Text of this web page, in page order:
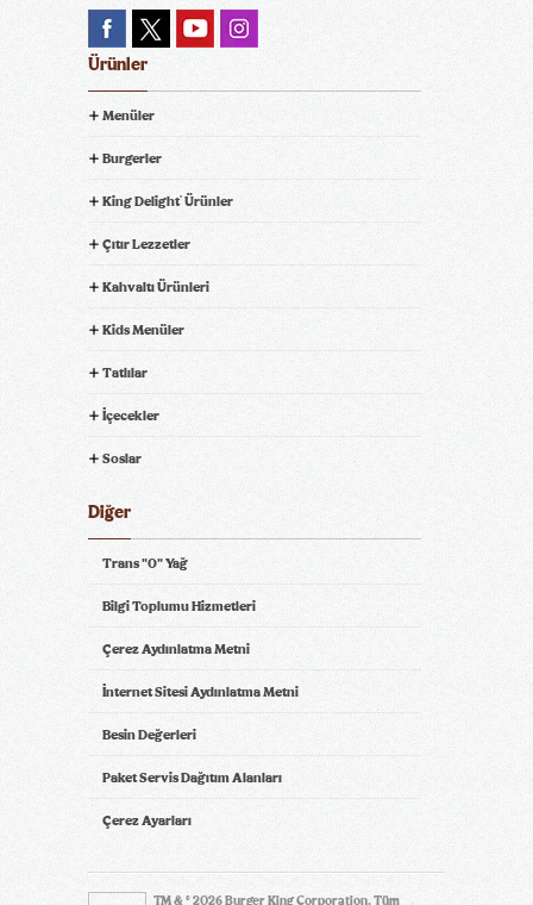
Ürünler
Menüler
Burgerler
King Delight® Ürünler
Çıtır Lezzetler
Kahvaltı Ürünleri
Kids Menüler
Tatlılar
İçecekler
Soslar
Diğer
Trans "0" Yağ
Bilgi Toplumu Hizmetleri
Çerez Aydınlatma Metni
İnternet Sitesi Aydınlatma Metni
Besin Değerleri
Paket Servis Dağıtım Alanları
Çerez Ayarları
TM & © 2026 Burger King Corporation. Tüm